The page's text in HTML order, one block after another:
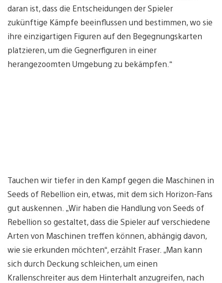
daran ist, dass die Entscheidungen der Spieler
zukünftige Kämpfe beeinflussen und bestimmen, wo sie
ihre einzigartigen Figuren auf den Begegnungskarten
platzieren, um die Gegnerfiguren in einer
herangezoomten Umgebung zu bekämpfen.“
Tauchen wir tiefer in den Kampf gegen die Maschinen in
Seeds of Rebellion ein, etwas, mit dem sich Horizon-Fans
gut auskennen. „Wir haben die Handlung von Seeds of
Rebellion so gestaltet, dass die Spieler auf verschiedene
Arten von Maschinen treffen können, abhängig davon,
wie sie erkunden möchten“, erzählt Fraser. „Man kann
sich durch Deckung schleichen, um einen
Krallenschreiter aus dem Hinterhalt anzugreifen, nach